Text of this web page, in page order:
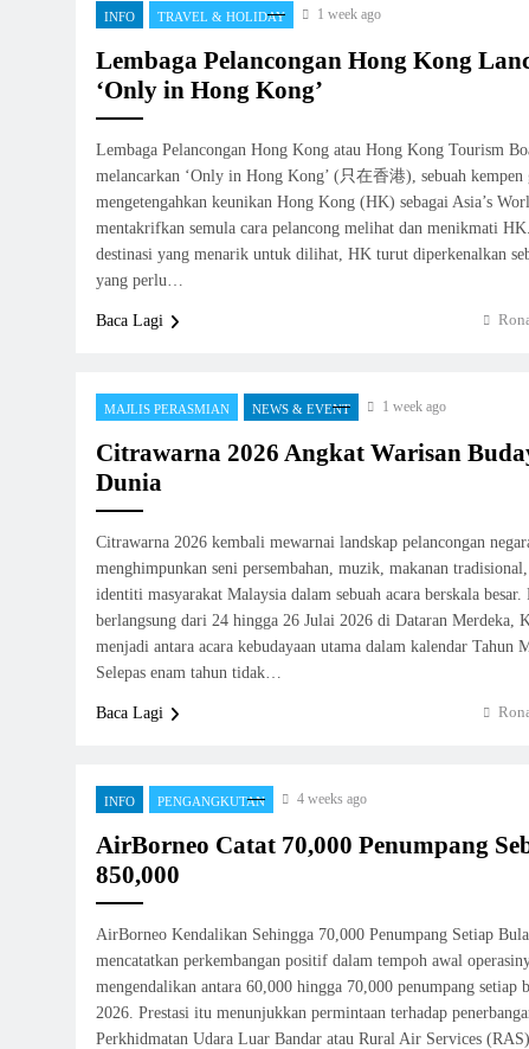
INFO TRAVEL & HOLIDAY 1 week ago
Lembaga Pelancongan Hong Kong
‘Only in Hong Kong’
Lembaga Pelancongan Hong Kong atau Hong Kong Tourism
melancarkan ‘Only in Hong Kong’ (只在香港), sebuah kempen
mengetengahkan keunikan Hong Kong (HK) sebagai Asia’s
mentakrifkan semula cara pelancong melihat dan menikmati
destinasi yang menarik untuk dilihat, HK turut diperkenalkan
yang perlu…
Baca Lagi
MAJLIS PERASMIAN NEWS & EVENT 1 week ago
Citrawarna 2026 Angkat Warisan
Dunia
Citrawarna 2026 kembali mewarnai landskap pelancongan
menghimpunkan seni persembahan, muzik, makanan
identiti masyarakat Malaysia dalam sebuah acara berskala
berlangsung dari 24 hingga 26 Julai 2026 di Dataran Merdeka,
menjadi antara acara kebudayaan utama dalam kalendar Tahun
Selepas enam tahun tidak…
Baca Lagi
INFO PENGANGKUTAN 4 weeks ago
AirBorneo Catat 70,000 Penumpang
850,000
AirBorneo Kendalikan Sehingga 70,000 Penumpang Setiap
mencatatkan perkembangan positif dalam tempoh awal
mengendalikan antara 60,000 hingga 70,000 penumpang setiap
2026. Prestasi itu menunjukkan permintaan terhadap
Perkhidmatan Udara Luar Bandar atau Rural Air Services